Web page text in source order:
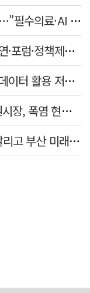
대구경북 의료계-국회 복지위 한자리…"필수의료·AI 바이오 협력 강화"
양산 전역서 양성평등주간 행사… 공연·포럼·정책제안 잇따라
해양 공공데이터 개방 확대…부산항 데이터 활용 저변 넓힌다
농촌부터 전통시장까지…강기윤 창원시장, 폭염 현장 누볐다
강무길 부산시의회 의장 "민생부터 살리고 부산 미래 준비하겠다"